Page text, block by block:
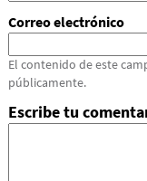
Correo electrónico
El contenido de este
públicamente.
Escribe tu